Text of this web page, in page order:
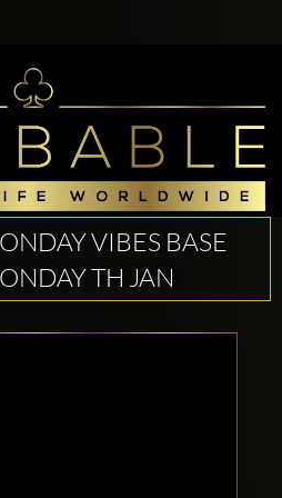
VIBES BASE
TH JAN